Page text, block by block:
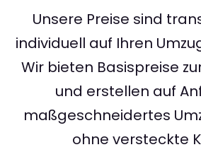
Unsere Preise sind
individuell auf Ihren
Wir bieten Basispreise
und erstellen auf
maßgeschneidertes
ohne versteckte